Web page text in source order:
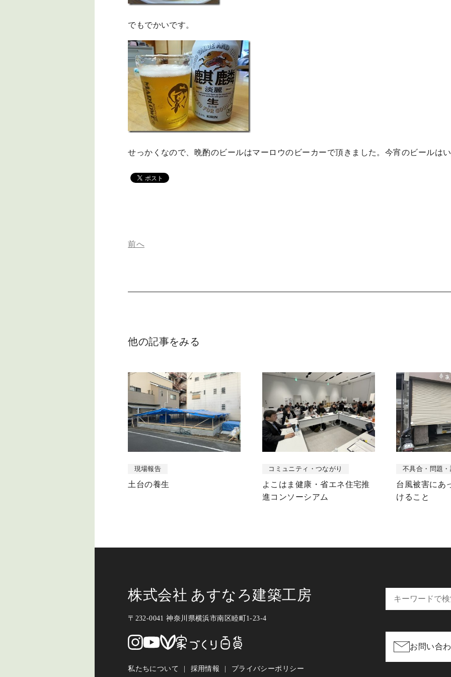
でもでかいです。
せっかくなので、晩酌のビールはマーロウのビーカーで頂きました。今宵のビールは
前へ
他の記事をみる
現場報告
土台の養生
コミュニティ・つながり
よこはま健康・省エネ住宅推
進コンソーシアム
不具合・問題
台風被害にあ
けること
株式会社 あすなろ建築工房
〒232-0041 神奈川県横浜市南区睦町1-23-4
私たちについて 採用情報 プライバシーポリシー
お問い合